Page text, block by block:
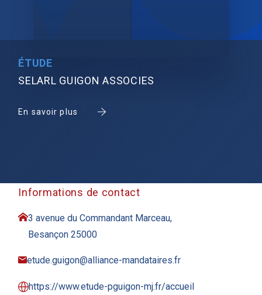
ÉTUDE
SELARL GUIGON ASSOCIES
En savoir plus
Informations de contact
3 avenue du Commandant Marceau,
Besançon 25000
etude.guigon@alliance-mandataires.fr
https://www.etude-pguigon-mj.fr/accueil